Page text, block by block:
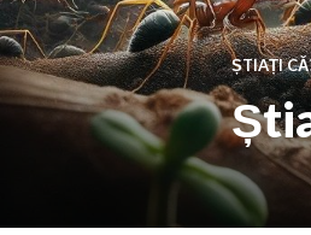
ȘTIAȚI